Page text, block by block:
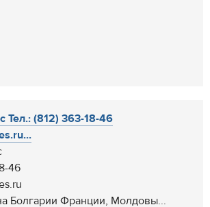
Тел.: (812) 363-18-46
46
Болгарии Франции, Молдовы...